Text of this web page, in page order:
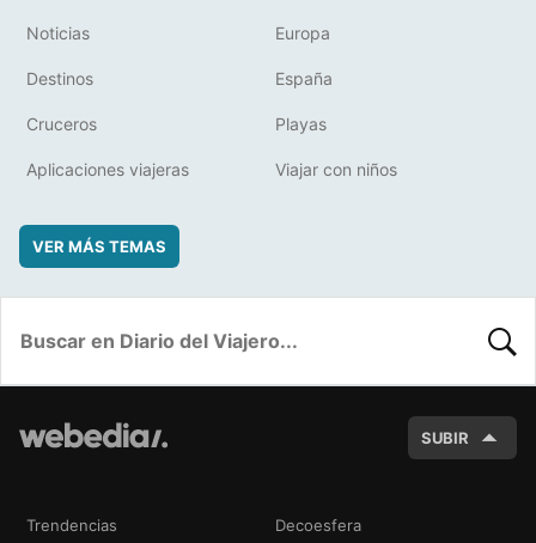
Noticias Europa
Destinos España
Cruceros Playas
Aplicaciones viajeras Viajar con niños
VER MÁS TEMAS
SUBIR
Trendencias Decoesfera